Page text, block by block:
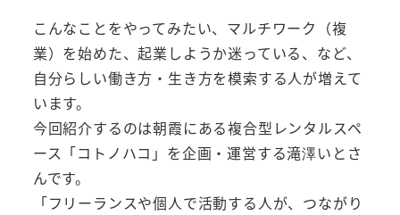
こんなことをやってみたい、マルチワーク（複
業）を始めた、起業しようか迷っている、など、
自分らしい働き方・生き方を模索する人が増えて
います。
今回紹介するのは朝霞にある複合型レンタルスペ
ース「コトノハコ」を企画・運営する滝澤いとさ
んです。
「フリーランスや個人で活動する人が、つながり